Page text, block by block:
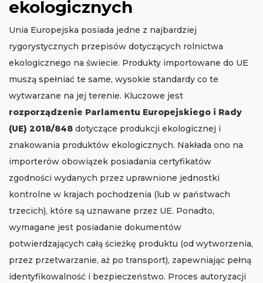
ekologicznych
Unia Europejska posiada jedne z najbardziej
rygorystycznych przepisów dotyczących rolnictwa
ekologicznego na świecie. Produkty importowane do UE
muszą spełniać te same, wysokie standardy co te
wytwarzane na jej terenie. Kluczowe jest
rozporządzenie Parlamentu Europejskiego i Rady
(UE) 2018/848 dotyczące produkcji ekologicznej i
znakowania produktów ekologicznych. Nakłada ono na
importerów obowiązek posiadania certyfikatów
zgodności wydanych przez uprawnione jednostki
kontrolne w krajach pochodzenia (lub w państwach
trzecich), które są uznawane przez UE. Ponadto,
wymagane jest posiadanie dokumentów
potwierdzających całą ścieżkę produktu (od wytworzenia,
przez przetwarzanie, aż po transport), zapewniając pełną
identyfikowalność i bezpieczeństwo. Proces autoryzacji